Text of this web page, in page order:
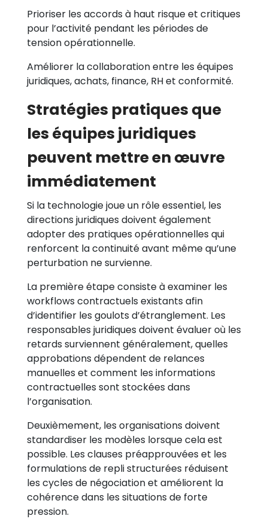
Prioriser les accords à haut risque et critiques
pour l’activité pendant les périodes de
tension opérationnelle.
Améliorer la collaboration entre les équipes
juridiques, achats, finance, RH et conformité.
Stratégies pratiques que
les équipes juridiques
peuvent mettre en œuvre
immédiatement
Si la technologie joue un rôle essentiel, les
directions juridiques doivent également
adopter des pratiques opérationnelles qui
renforcent la continuité avant même qu’une
perturbation ne survienne.
La première étape consiste à examiner les
workflows contractuels existants afin
d’identifier les goulots d’étranglement. Les
responsables juridiques doivent évaluer où les
retards surviennent généralement, quelles
approbations dépendent de relances
manuelles et comment les informations
contractuelles sont stockées dans
l’organisation.
Deuxièmement, les organisations doivent
standardiser les modèles lorsque cela est
possible. Les clauses préapprouvées et les
formulations de repli structurées réduisent
les cycles de négociation et améliorent la
cohérence dans les situations de forte
pression.